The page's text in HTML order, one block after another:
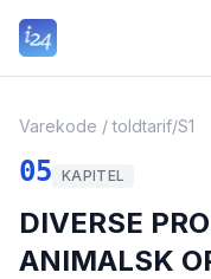
Varekode / toldtarif/S1
05 KAPITEL
DIVERSE
ANIMALSK